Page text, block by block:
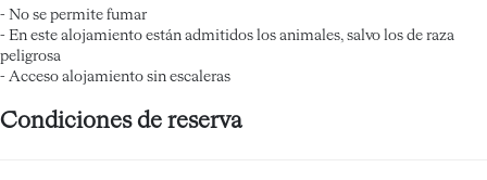
- No se permite fumar
- En este alojamiento están admitidos los animales, salvo los de raza
peligrosa
- Acceso alojamiento sin escaleras
Condiciones de reserva